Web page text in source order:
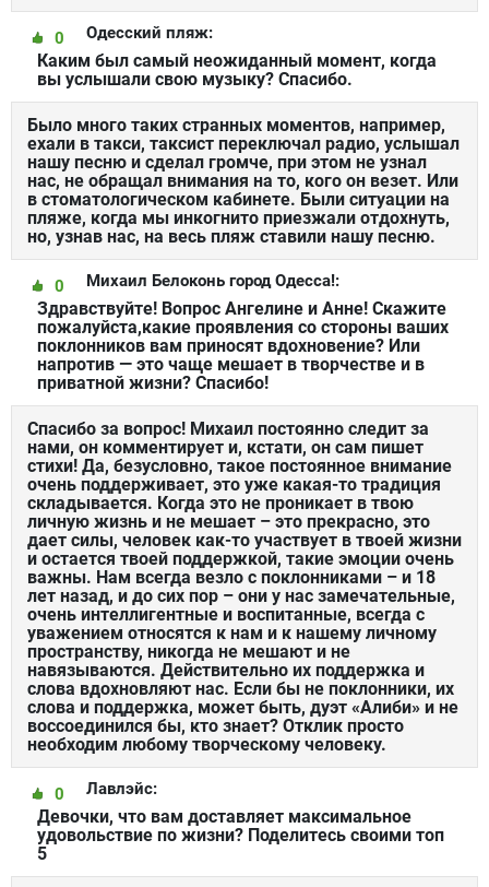
Одесский пляж:
0
Каким был самый неожиданный момент, когда
вы услышали свою музыку? Спасибо.
Было много таких странных моментов, например,
ехали в такси, таксист переключал радио, услышал
нашу песню и сделал громче, при этом не узнал
нас, не обращал внимания на то, кого он везет. Или
в стоматологическом кабинете. Были ситуации на
пляже, когда мы инкогнито приезжали отдохнуть,
но, узнав нас, на весь пляж ставили нашу песню.
Михаил Белоконь город Одесса!:
0
Здравствуйте! Вопрос Ангелине и Анне! Скажите
пожалуйста,какие проявления со стороны ваших
поклонников вам приносят вдохновение? Или
напротив — это чаще мешает в творчестве и в
приватной жизни? Спасибо!
Спасибо за вопрос! Михаил постоянно следит за
нами, он комментирует и, кстати, он сам пишет
стихи! Да, безусловно, такое постоянное внимание
очень поддерживает, это уже какая-то традиция
складывается. Когда это не проникает в твою
личную жизнь и не мешает – это прекрасно, это
дает силы, человек как-то участвует в твоей жизни
и остается твоей поддержкой, такие эмоции очень
важны. Нам всегда везло с поклонниками – и 18
лет назад, и до сих пор – они у нас замечательные,
очень интеллигентные и воспитанные, всегда с
уважением относятся к нам и к нашему личному
пространству, никогда не мешают и не
навязываются. Действительно их поддержка и
слова вдохновляют нас. Если бы не поклонники, их
слова и поддержка, может быть, дуэт «Алиби» и не
воссоединился бы, кто знает? Отклик просто
необходим любому творческому человеку.
Лавлэйс:
0
Девочки, что вам доставляет максимальное
удовольствие по жизни? Поделитесь своими топ
5